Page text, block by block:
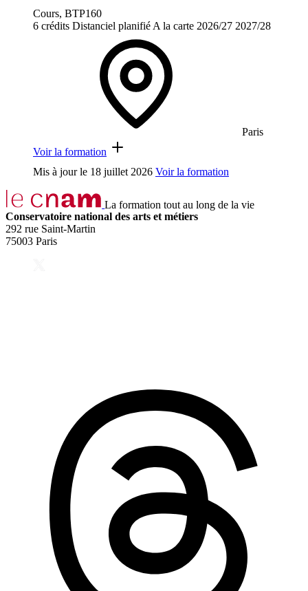
Cours, BTP160
6 crédits Distanciel planifié A la carte 2026/27 2027/28
Paris
Voir la formation
Mis à jour le 18 juillet 2026 Voir la formation
La formation tout au long de la vie
Conservatoire national des arts et métiers
292 rue Saint-Martin
75003 Paris